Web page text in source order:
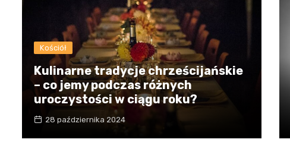
Kościół
Kulinarne tradycje chrześcijańskie
– co jemy podczas różnych
uroczystości w ciągu roku?
28 października 2024